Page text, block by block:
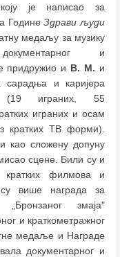
је написао за
ГодинеЗдрави људи
медаљу за музику
и
придружио и В. М. и
сарадња и каријера
(19 играних, 55
играних и осам
кратких ТВ форми).
као сложену допуну
сцене. Били су и
кратких филмова и
су више награда за
змаја"
и краткометражног
медаље и Награде
документарног и